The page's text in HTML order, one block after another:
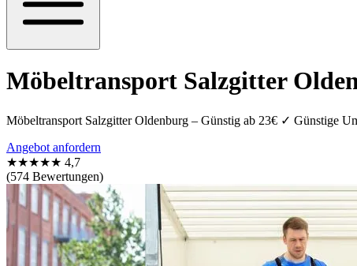
Möbeltransport Salzgitter
Möbeltransport Salzgitter Oldenburg – Günstig ab 23€ ✓ Günstige
Angebot anfordern
★★★★★ 4,7
(574 Bewertungen)